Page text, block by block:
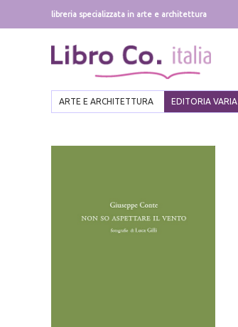
libreria specializzata in arte e architettura
ARTE E ARCHITETTURA EDITORIA VARIA